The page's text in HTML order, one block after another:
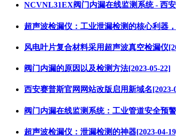
NCVNL31EX阀门内漏在线监测系统 - 西
超声波检漏仪：工业泄漏检测的核心利器
风电叶片复合材料采用超声波真空检漏仪
阀门内漏的原因以及检测方法[2023-05-22]
西安赛普斯官网网站改版启用新域名[2023-
阀门内漏在线监测系统：工业管道安全预
超声波检漏仪：泄漏检测的神器[2023-04-